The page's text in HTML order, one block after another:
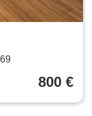
- beste
800 €